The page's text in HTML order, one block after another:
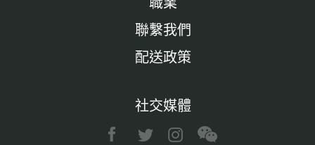
聯繫我們
配送政策
社交媒體